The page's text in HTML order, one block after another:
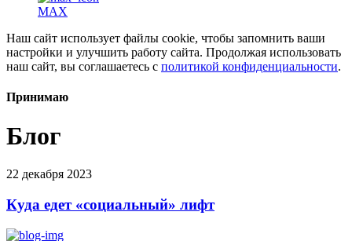
MAX
Наш сайт использует файлы cookie, чтобы запомнить ваши
настройки и улучшить работу сайта. Продолжая использовать
наш сайт, вы соглашаетесь с политикой конфиденциальности.
Принимаю
Блог
22 декабря 2023
Куда едет «социальный» лифт